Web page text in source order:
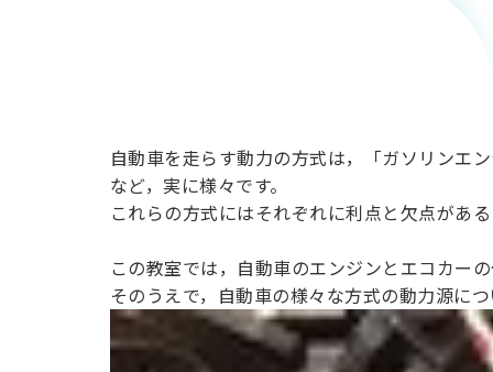
ニュート
ラル化技
術最前線
自動車を走らす動力の方式は，「ガソリンエ
など，実に様々です。
これらの方式にはそれぞれに利点と欠点が
この教室では，自動車のエンジンとエコカー
そのうえで，自動車の様々な方式の動力源に